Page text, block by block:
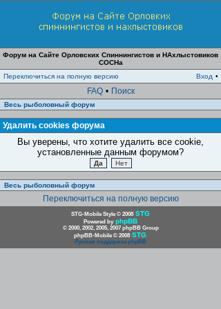
Форум на Сайте Орловских Спиннингистов и НАхлыстовиков
СОСНа
Переключиться на полную версию
Вход •
FAQ • Поиск
Весь рыболовный форум
Удалить cookies форума
Вы уверены, что хотите удалить все cookie,
установленные данным форумом?
Весь рыболовный форум
Переключиться на полную версию
STG-Mobile Style © 2008 STG
Powered by phpBB
© 2000, 2002, 2005, 2007 phpBB Group
phpBB-Mobile © 2008 STG
Русская поддержка phpBB